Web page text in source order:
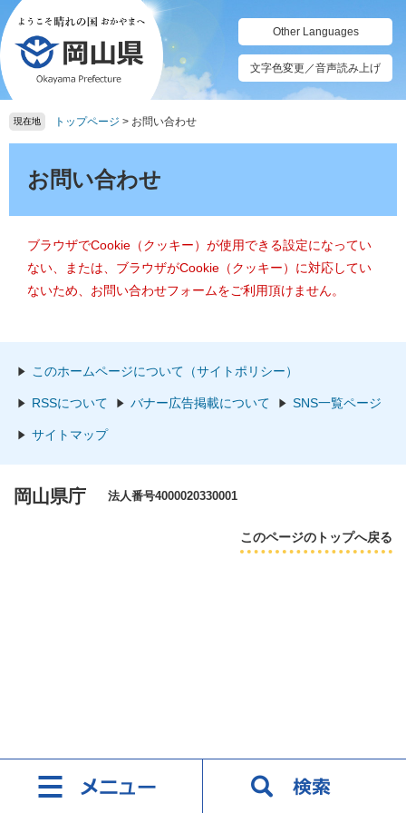
ペ
ー
ジ
の
先
頭
す。
メ
ニ
ュ
ー
を
飛
し
へ
Other Languages
文字色変更／音声読み上げ
現在地 トップページ > お問い合わせ
お問い合わせ
ブラウザでCookie（クッキー）が使用できる設定になってい
ない、または、ブラウザがCookie（クッキー）に対応してい
ないため、お問い合わせフォームをご利用頂けません。
このホームページについて（サイトポリシー）
RSSについて バナー広告掲載について SNS一覧ページ
サイトマップ
岡山県庁 法人番号4000020330001
このページのトップへ戻る